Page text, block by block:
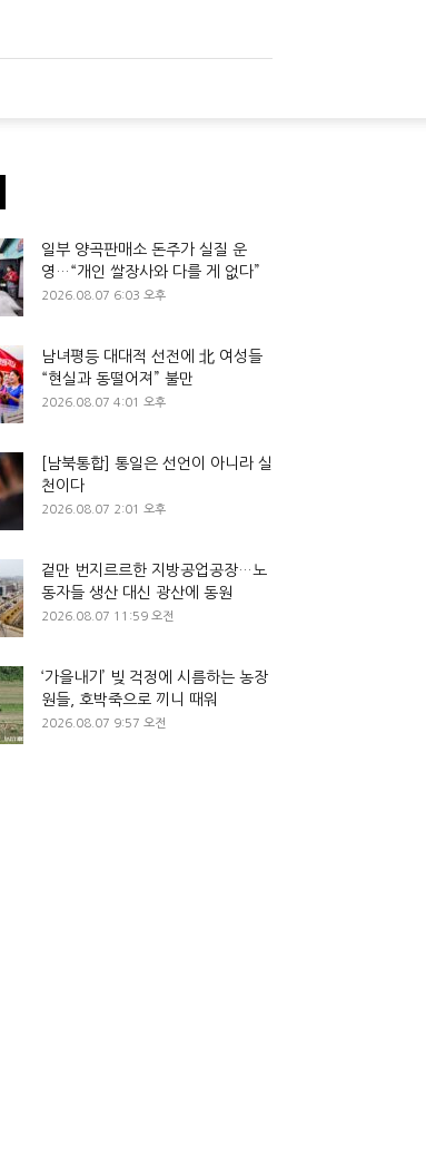
일부 양곡판매소 돈주가 실질 운
영…“개인 쌀장사와 다를 게 없다”
2026.08.07 6:03 오후
남녀평등 대대적 선전에 北 여성들
“현실과 동떨어져” 불만
2026.08.07 4:01 오후
[남북통합] 통일은 선언이 아니라 실
천이다
2026.08.07 2:01 오후
겉만 번지르르한 지방공업공장…노
동자들 생산 대신 광산에 동원
2026.08.07 11:59 오전
‘가을내기’ 빚 걱정에 시름하는 농장
원들, 호박죽으로 끼니 때워
2026.08.07 9:57 오전